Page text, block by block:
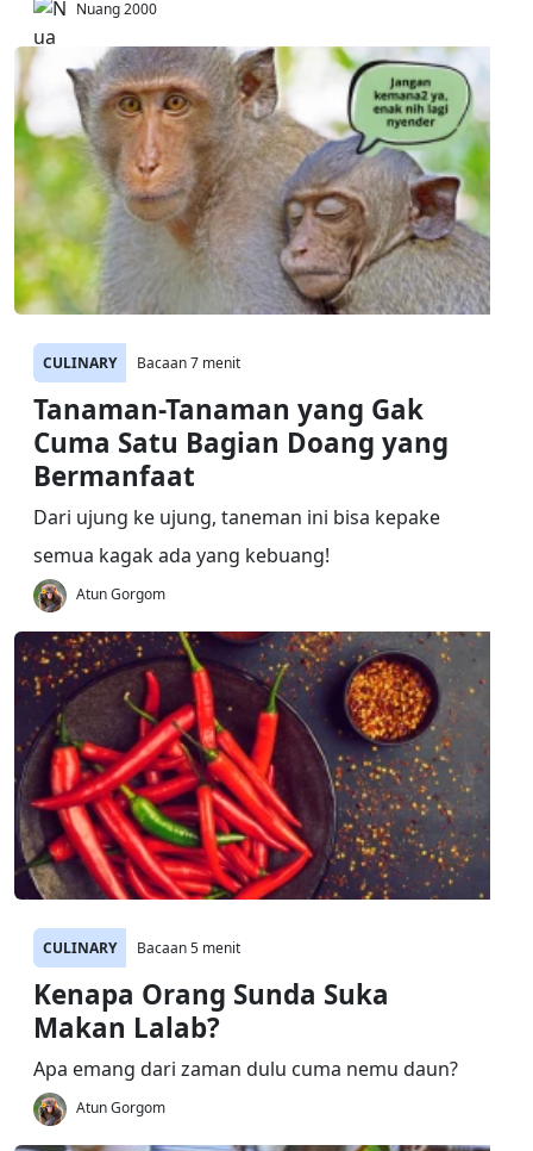
Nuang 2000
CULINARY Bacaan 7 menit
Tanaman-Tanaman yang Gak
Cuma Satu Bagian Doang yang
Bermanfaat
Dari ujung ke ujung, taneman ini bisa kepake
semua kagak ada yang kebuang!
Atun Gorgom
CULINARY Bacaan 5 menit
Kenapa Orang Sunda Suka
Makan Lalab?
Apa emang dari zaman dulu cuma nemu daun?
Atun Gorgom